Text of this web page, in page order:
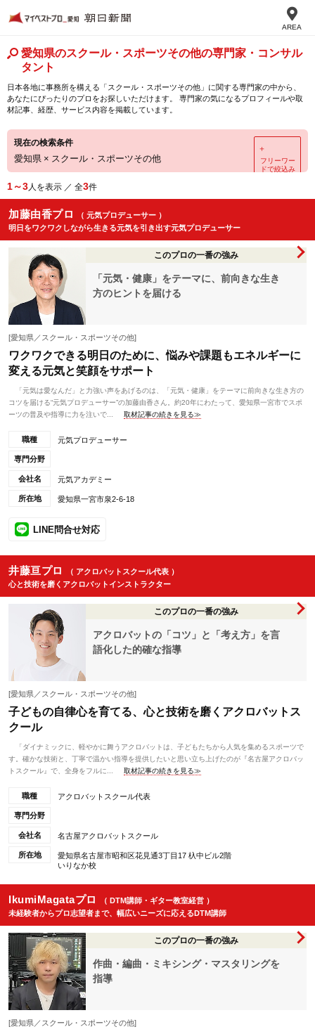
AREA
愛知県のスクール・スポーツその他の専門家・コンサル
タント
日本各地に事務所を構える「スクール・スポーツその他」に関する専門家の中から、
あなたにぴったりのプロをお探しいただけます。 専門家の気になるプロフィールや取
材記事、経歴、サービス内容を掲載しています。
現在の検索条件
愛知県 × スクール・スポーツその他
＋
フリーワー
ドで絞込み
1～3人を表示 ／ 全3件
加藤由香プロ
（ 元気プロデューサー ）
明日をワクワクしながら生きる元気を引き出す元気プロデューサー
このプロの一番の強み
「元気・健康」をテーマに、前向きな生き
方のヒントを届ける
[愛知県／スクール・スポーツその他]
ワクワクできる明日のために、悩みや課題もエネルギーに
変える元気と笑顔をサポート
「元気は愛なんだ」と力強い声をあげるのは、「元気・健康」をテーマに前向きな生き方の
コツを届ける“元気プロデューサー”の加藤由香さん。約20年にわたって、愛知県一宮市でスポ
ーツの普及や指導に力を注いで...
取材記事の続きを見る≫
職種 元気プロデューサー
専門分野
会社名 元気アカデミー
所在地 愛知県一宮市泉2-6-18
LINE問合せ対応
井藤亘プロ
（ アクロバットスクール代表 ）
心と技術を磨くアクロバットインストラクター
このプロの一番の強み
アクロバットの「コツ」と「考え方」を言
語化した的確な指導
[愛知県／スクール・スポーツその他]
子どもの自律心を育てる、心と技術を磨くアクロバットス
クール
「ダイナミックに、軽やかに舞うアクロバットは、子どもたちから人気を集めるスポーツで
す。確かな技術と、丁寧で温かい指導を提供したいと思い立ち上げたのが『名古屋アクロバッ
トスクール』で、全身をフルに...
取材記事の続きを見る≫
職種 アクロバットスクール代表
専門分野
会社名 名古屋アクロバットスクール
所在地
愛知県名古屋市昭和区花見通3丁目17 杁中ビル2階
いりなか校
IkumiMagataプロ
（ DTM講師・ギター教室経営 ）
未経験者からプロ志望者まで、幅広いニーズに応えるDTM講師
このプロの一番の強み
作曲・編曲・ミキシング・マスタリングを
指導
[愛知県／スクール・スポーツその他]